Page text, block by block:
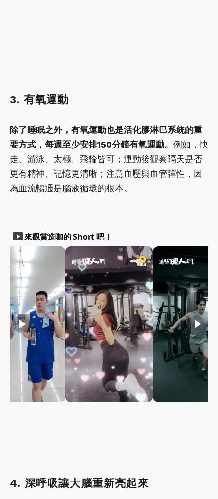
3. 有氧運動
除了睡眠之外，有氧運動也是活化膠淋巴系統的重
要方式，每週至少安排150分鐘有氧運動。 例如，快
走、游泳、太極、飛輪皆可；運動後觀察隔天是否
更有精神、記憶更清晰；注意血壓與血管彈性，因
為血流暢通是腦液循環的根本。
smart_display來觀賞造咖的 Short 吧！
play_arrow play_arrow play_arrow
4. 深呼吸讓大腦重新亮起來